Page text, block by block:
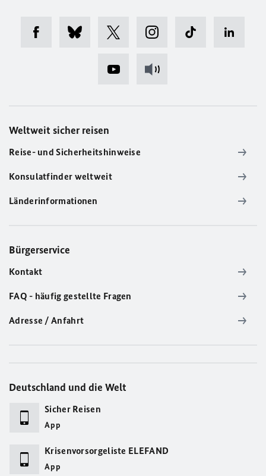
Weltweit sicher reisen
Reise- und Sicherheitshinweise
Konsulatfinder weltweit
Länderinformationen
Bürgerservice
Kontakt
FAQ - häufig gestellte Fragen
Adresse / Anfahrt
Deutschland und die Welt
Sicher Reisen
App
Krisenvorsorgeliste ELEFAND
App